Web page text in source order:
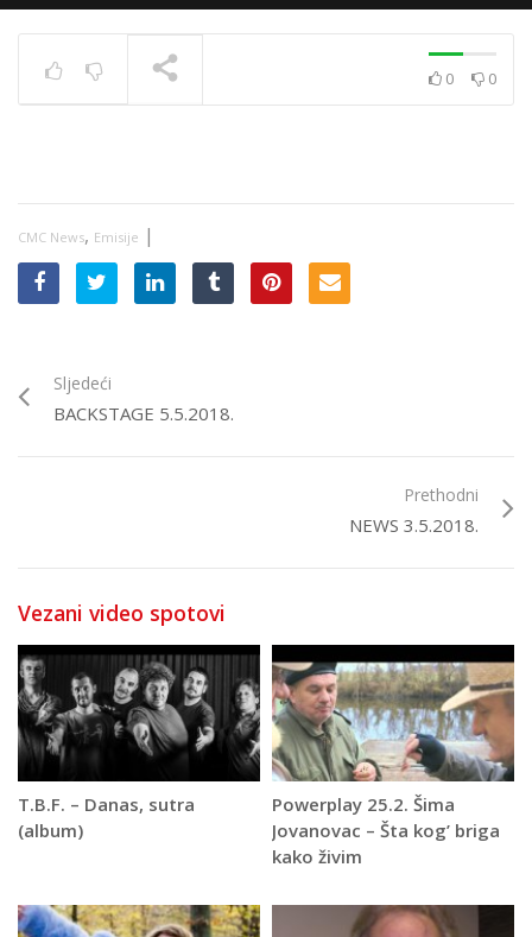
0 0
CMC News, Emisije |
Sljedeći
BACKSTAGE 5.5.2018.
Prethodni
NEWS 3.5.2018.
Vezani video spotovi
T.B.F. – Danas, sutra
(album)
Powerplay 25.2. Šima
Jovanovac – Šta kog’ briga
kako živim